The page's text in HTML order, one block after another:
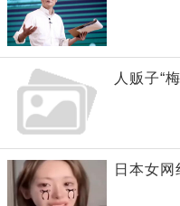
人贩子“
日本女